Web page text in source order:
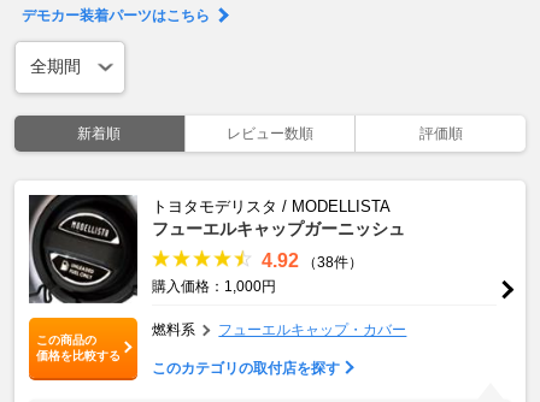
デモカー装着パーツはこちら
新着順 レビュー数順 評価順
この商品の
価格を比較する
トヨタモデリスタ / MODELLISTA
フューエルキャップガーニッシュ
4.92
（38件）
購入価格：1,000円
燃料系 フューエルキャップ・カバー
このカテゴリの取付店を探す